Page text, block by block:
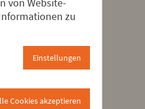
zu
Einstellungen
Cookies akzeptieren